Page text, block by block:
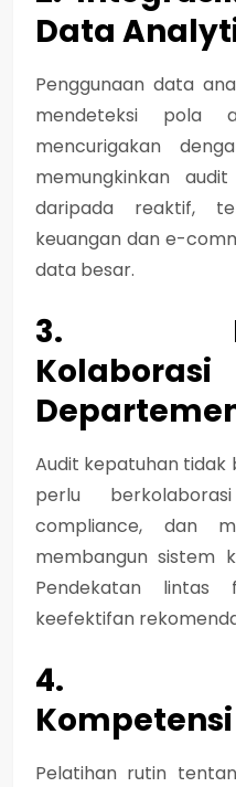
Data
Penggunaan data
mendeteksi pola
mencurigakan
memungkinkan
daripada reaktif,
keuangan dan e-
data besar.
3.
Audit kepatuhan tidak
perlu
compliance, dan
membangun sistem
Pendekatan lintas
keefektifan
4.
Pelatihan rutin